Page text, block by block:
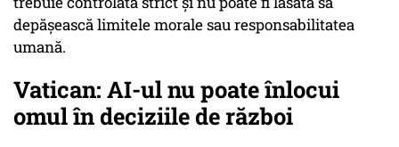
depășească limitele morale sau responsabilitatea
umană.
Vatican: AI-ul nu poate înlocui
omul în deciziile de război